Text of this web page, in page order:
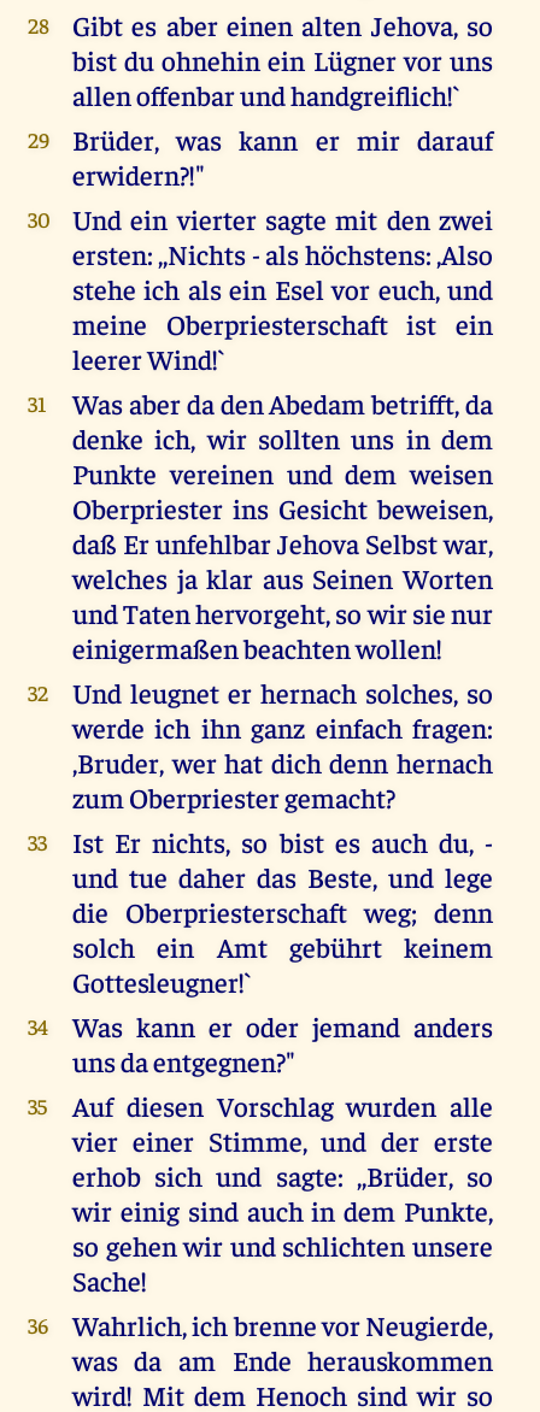
28
Gibt es aber einen alten Jehova, so
bist du ohnehin ein Lügner vor uns
allen offenbar und handgreiflich!`
29
Brüder, was kann er mir darauf
erwidern?!"
30
Und ein vierter sagte mit den zwei
ersten: ,,Nichts - als höchstens: ,Also
stehe ich als ein Esel vor euch, und
meine Oberpriesterschaft ist ein
leerer Wind!`
31
Was aber da den Abedam betrifft, da
denke ich, wir sollten uns in dem
Punkte vereinen und dem weisen
Oberpriester ins Gesicht beweisen,
daß Er unfehlbar Jehova Selbst war,
welches ja klar aus Seinen Worten
und Taten hervorgeht, so wir sie nur
einigermaßen beachten wollen!
32
Und leugnet er hernach solches, so
werde ich ihn ganz einfach fragen:
,Bruder, wer hat dich denn hernach
zum Oberpriester gemacht?
33
Ist Er nichts, so bist es auch du, -
und tue daher das Beste, und lege
die Oberpriesterschaft weg; denn
solch ein Amt gebührt keinem
Gottesleugner!`
34
Was kann er oder jemand anders
uns da entgegnen?"
35
Auf diesen Vorschlag wurden alle
vier einer Stimme, und der erste
erhob sich und sagte: ,,Brüder, so
wir einig sind auch in dem Punkte,
so gehen wir und schlichten unsere
Sache!
36
Wahrlich, ich brenne vor Neugierde,
was da am Ende herauskommen
wird! Mit dem Henoch sind wir so